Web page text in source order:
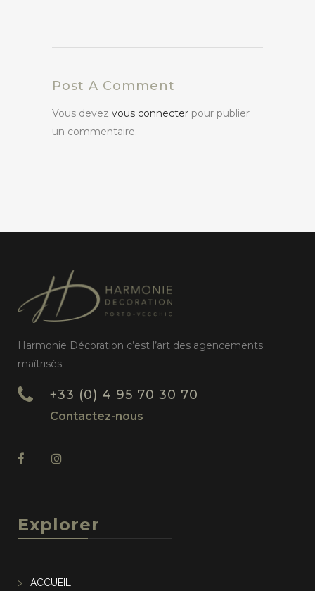
Post A Comment
Vous devez vous connecter pour publier
un commentaire.
Harmonie Décoration c’est l’art des agencements
maîtrisés.
+33 (0) 4 95 70 30 70
Contactez-nous
Explorer
ACCUEIL